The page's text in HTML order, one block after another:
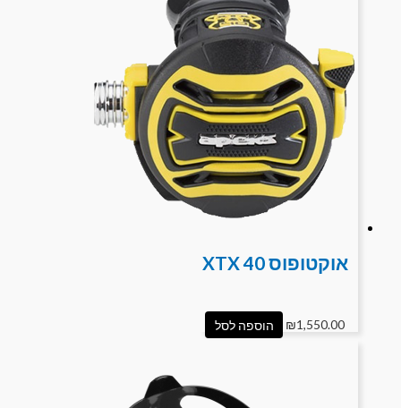
אוקטופוס XTX 40
₪1,550.00 הוספה לסל